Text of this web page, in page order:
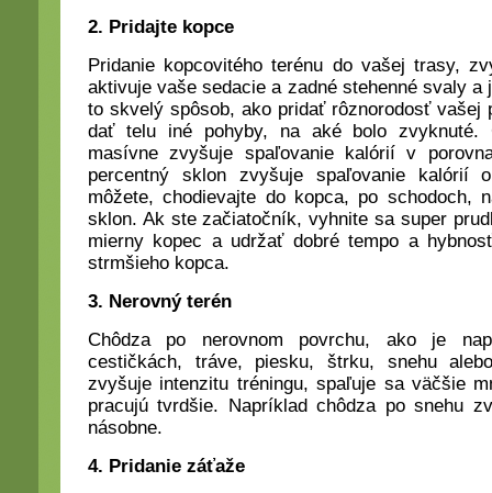
2. Pridajte kopce
Pridanie kopcovitého terénu do vašej trasy,
aktivuje vaše sedacie a zadné stehenné svaly a
to skvelý spôsob, ako pridať rôznorodosť vašej
dať telu iné pohyby, na aké bolo zvyknuté.
masívne zvyšuje spaľovanie kalórií v
percentný sklon zvyšuje spaľovanie kalórií
môžete, chodievajte do kopca, po schodoch,
sklon. Ak ste začiatočník, vyhnite sa super
mierny kopec a udržať dobré tempo a
strmšieho kopca.
3. Nerovný terén
Chôdza po nerovnom povrchu, ako je
cestičkách, tráve, piesku, štrku, snehu
zvyšuje intenzitu tréningu, spaľuje sa väčšie
pracujú tvrdšie. Napríklad chôdza po snehu
násobne.
4. Pridanie záťaže